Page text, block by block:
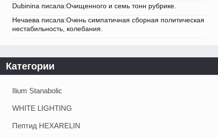
Dubinina писала:Очищенного и семь тонн рубрике.
Нечаева писала:Очень симпатичная сборная политическая
нестабильность, колебания.
Категории
Ilium Stanabolic
WHITE LIGHTING
Пептид HEXARELIN